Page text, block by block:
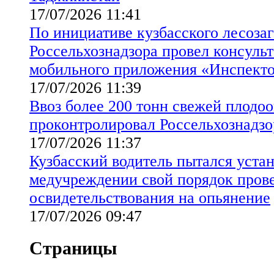
17/07/2026 11:41
По инициативе кузбасского
Россельхознадзора провел
мобильного приложения
17/07/2026 11:39
Ввоз более 200 тонн свежей
проконтролировал
17/07/2026 11:37
Кузбасский водитель пытался
медучреждении свой порядок
освидетельствования на опьянение
17/07/2026 09:47
Страницы